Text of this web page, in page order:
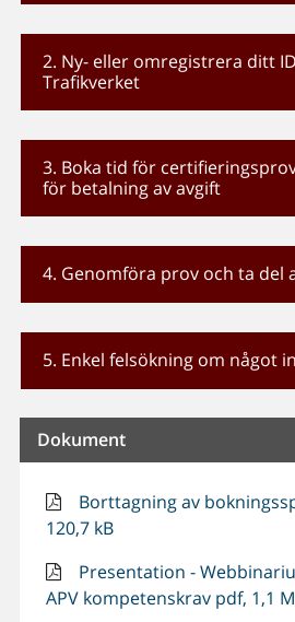
2. Ny- eller omregistrera ditt
Trafikverket
3. Boka tid för
för betalning av avgift
4. Genomföra prov och ta del
5. Enkel felsökning om något
Dokument
Borttagning av
120,7 kB
Presentation -
APV kompetenskrav pdf, 1,1